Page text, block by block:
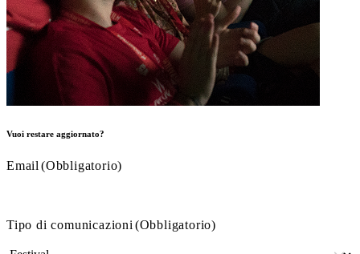
Vuoi restare aggiornato?
Email (Obbligatorio)
Tipo di comunicazioni (Obbligatorio)